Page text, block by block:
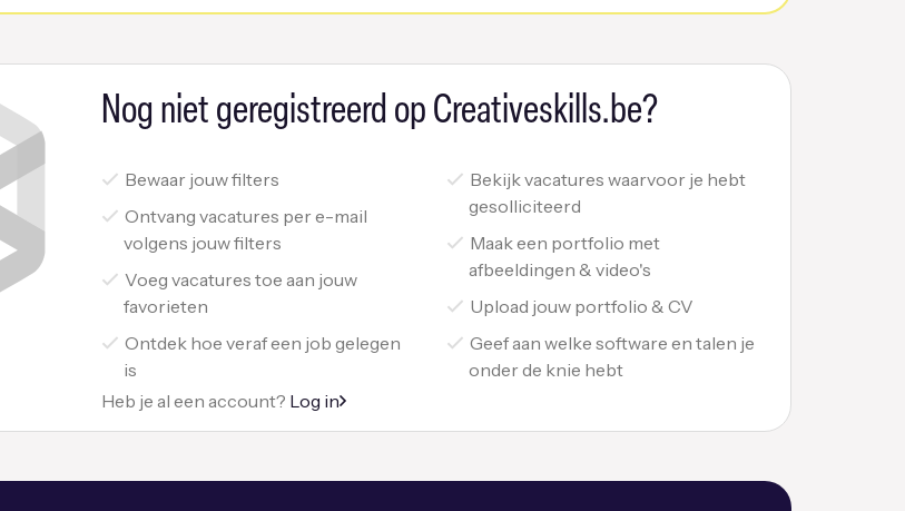
Nog niet geregistreerd op Creativeskills.be?
Bewaar jouw filters
Ontvang vacatures per e-mail
volgens jouw filters
Voeg vacatures toe aan jouw
favorieten
Ontdek hoe veraf een job gelegen
is
Bekijk vacatures waarvoor je hebt
gesolliciteerd
Maak een portfolio met
afbeeldingen & video's
Upload jouw portfolio & CV
Geef aan welke software en talen je
onder de knie hebt
Heb je al een account? Log in